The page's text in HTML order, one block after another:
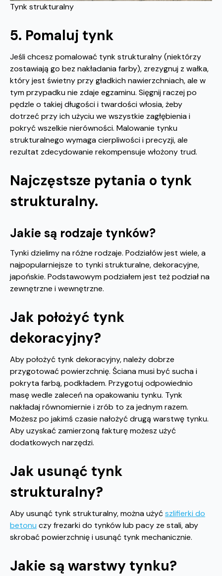
Tynk strukturalny
5. Pomaluj tynk
Jeśli chcesz pomalować tynk strukturalny (niektórzy
zostawiają go bez nakładania farby), zrezygnuj z wałka,
który jest świetny przy gładkich nawierzchniach, ale w
tym przypadku nie zdaje egzaminu. Sięgnij raczej po
pędzle o takiej długości i twardości włosia, żeby
dotrzeć przy ich użyciu we wszystkie zagłębienia i
pokryć wszelkie nierówności. Malowanie tynku
strukturalnego wymaga cierpliwości i precyzji, ale
rezultat zdecydowanie rekompensuje włożony trud.
Najczęstsze pytania o tynk
strukturalny.
Jakie są rodzaje tynków?
Tynki dzielimy na różne rodzaje. Podziałów jest wiele, a
najpopularniejsze to tynki strukturalne, dekoracyjne,
japońskie. Podstawowym podziałem jest też podział na
zewnętrzne i wewnętrzne.
Jak położyć tynk
dekoracyjny?
Aby położyć tynk dekoracyjny, należy dobrze
przygotować powierzchnię. Ściana musi być sucha i
pokryta farbą, podkładem. Przygotuj odpowiednio
masę wedle zaleceń na opakowaniu tynku. Tynk
nakładaj równomiernie i zrób to za jednym razem.
Możesz po jakimś czasie nałożyć drugą warstwę tynku.
Aby uzyskać zamierzoną fakturę możesz użyć
dodatkowych narzędzi.
Jak usunąć tynk
strukturalny?
Aby usunąć tynk strukturalny, można użyćszlifierki do
betonu czy frezarki do tynków lub pacy ze stali, aby
skrobać powierzchnię i usunąć tynk mechanicznie.
Jakie są warstwy tynku?